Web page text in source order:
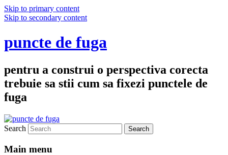
Skip to primary content
Skip to secondary content
puncte de fuga
pentru a construi o perspectiva corecta
trebuie sa stii cum sa fixezi punctele de
fuga
Search
Main menu